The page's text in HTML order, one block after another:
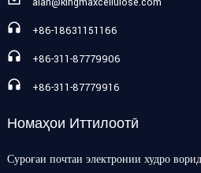
+86-18631151166
+86-311-87779906
+86-311-87779916
Номаҳои Иттилоотӣ
Суроғаи почтаи электронии худро